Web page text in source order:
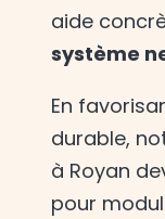
aide
système
En
durable,
à Royan
pour